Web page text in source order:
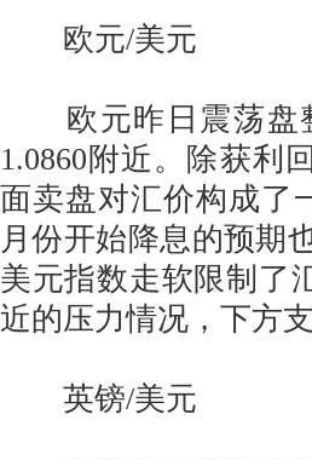
欧元/美元
欧元昨日震荡盘
1.0860附近。除获利
面卖盘对汇价构成了
月份开始降息的预期
美元指数走软限制了
近的压力情况，下方
英镑/美元